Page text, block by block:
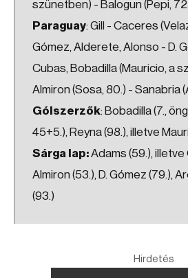
szünetben) - Balogun (Pepi,
Paraguay: Gill - Caceres
Gómez, Alderete, Alonso - D.
Cubas, Bobadilla (Mauricio, a
Almiron (Sosa, 80.) - Sanabria
Gólszerzők: Bobadilla (7.,
45+5.), Reyna (98.), illetve
Sárga lap:Adams (59.), illetve
Almiron (53.), D. Gómez (79.),
(93.)
Hirdetés